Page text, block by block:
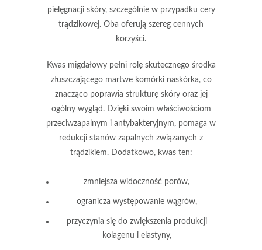
pielęgnacji skóry, szczególnie w przypadku cery
trądzikowej. Oba oferują szereg cennych
korzyści.
Kwas migdałowypełni rolę skutecznego środka
złuszczającego martwe komórki naskórka, co
znacząco poprawia strukturę skóry oraz jej
ogólny wygląd. Dzięki swoim właściwościom
przeciwzapalnym i antybakteryjnym, pomaga w
redukcji stanów zapalnych związanych z
trądzikiem. Dodatkowo, kwas ten:
zmniejsza widoczność porów,
ogranicza występowanie wągrów,
przyczynia się do zwiększenia produkcji
kolagenu i elastyny,